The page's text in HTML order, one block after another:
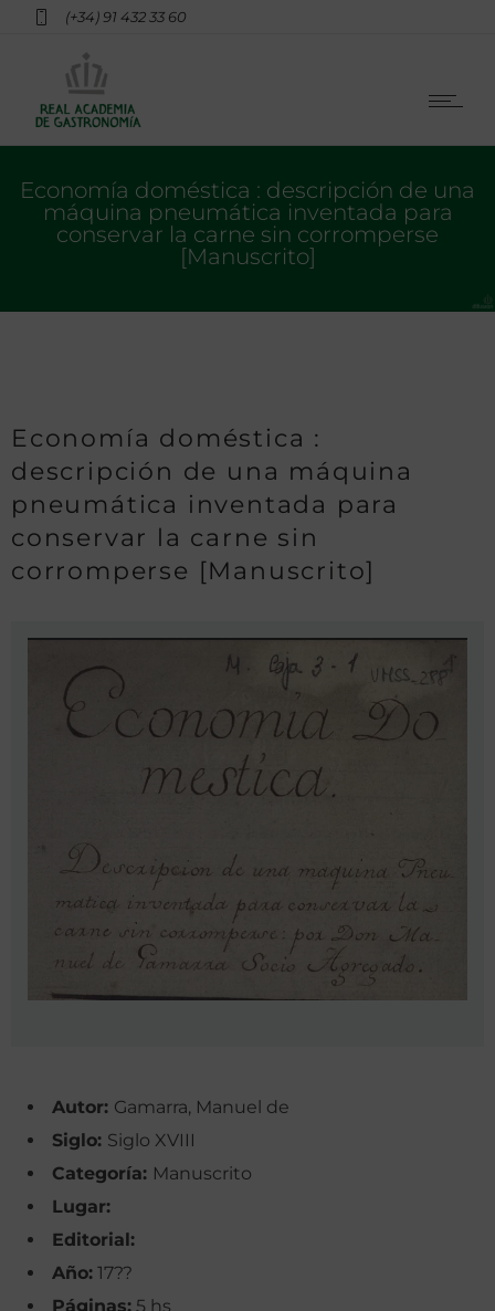
(+34) 91 432 33 60
Economía doméstica : descripción de una
máquina pneumática inventada para
conservar la carne sin corromperse
[Manuscrito]
Economía doméstica :
descripción de una máquina
pneumática inventada para
conservar la carne sin
corromperse [Manuscrito]
Autor: Gamarra, Manuel de
Siglo: Siglo XVIII
Categoría: Manuscrito
Lugar:
Editorial:
Año: 17??
Páginas: 5 hs